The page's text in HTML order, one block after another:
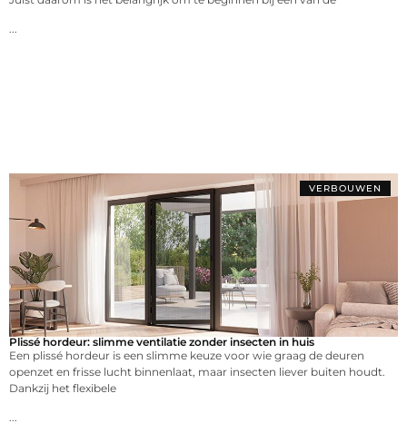
...
VERBOUWEN
Plissé hordeur: slimme ventilatie zonder insecten in huis
Een plissé hordeur is een slimme keuze voor wie graag de deuren
openzet en frisse lucht binnenlaat, maar insecten liever buiten houdt.
Dankzij het flexibele
...